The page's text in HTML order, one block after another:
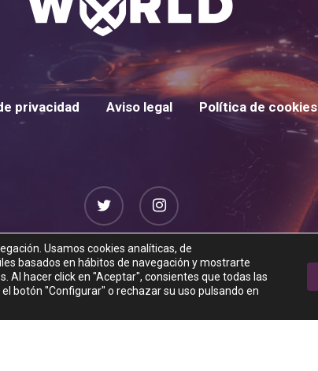
privacidad Aviso legal Política de cookies
twitter instagram
© 2026 XTREME WORLD.
Usamos cookies analíticas, de
basados en hábitos de navegación y mostrarte
Al hacer click en "Aceptar", consientes que todas las
botón "Configurar" o rechazar su uso pulsando en